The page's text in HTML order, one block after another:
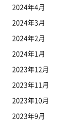
2024年4月
2024年3月
2024年2月
2024年1月
2023年12月
2023年11月
2023年10月
2023年9月